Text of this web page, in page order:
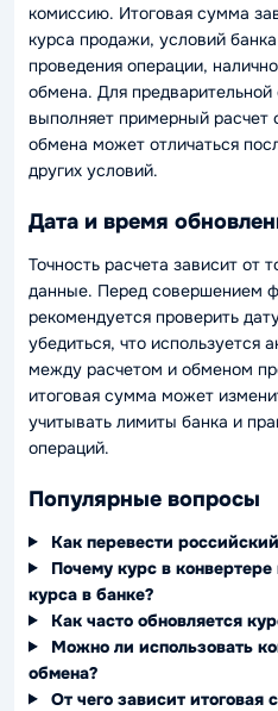
комиссию. Итоговая сумма
курса продажи, условий
проведения операции,
обмена. Для предварительной
выполняет примерный
обмена может отличаться
других условий.
Дата и время
Точность расчета зависит от
данные. Перед совершением
рекомендуется проверить
убедиться, что используется
между расчетом и обменом
итоговая сумма может
учитывать лимиты банка и
операций.
Популярные вопросы
Как перевести
Почему курс в
курса в банке?
Как часто обновляется
Можно ли использовать
обмена?
От чего зависит итоговая